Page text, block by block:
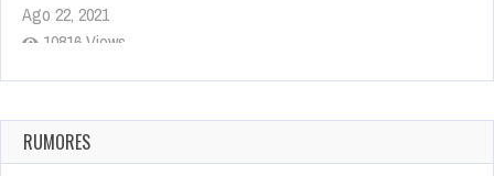
Ago 22, 2021
10816 Views
La configuración de Call of Duty 2021 aparentemente ya fue
Ago 8, 2021
10001 Views
RUMORES